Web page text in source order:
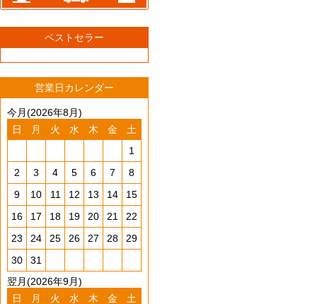
ベストセラー
営業日カレンダー
今月(2026年8月)
日
月 火 水 木 金
土
1
2
3 4 5 6 7
8
9
10 11 12 13 14
15
16
17 18 19 20 21
22
23
24 25 26 27 28
29
30
31
翌月(2026年9月)
日
月 火 水 木 金
土